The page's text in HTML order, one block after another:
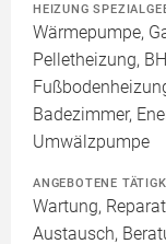
HEIZUNG
Wärmepumpe,
Pelletheizung,
Badezimmer,
Umwälzpumpe
ANGEBOTENE
Wartung,
Austausch,